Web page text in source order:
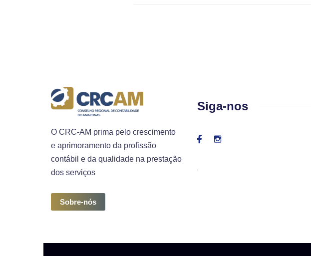
O CRC-AM prima pelo crescimento
e aprimoramento da profissão
contábil e da qualidade na prestação
dos serviços
Sobre-nós
Siga-nos